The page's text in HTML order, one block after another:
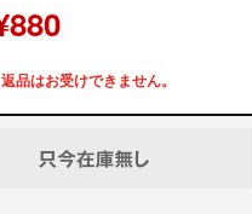
品はお受けできません。